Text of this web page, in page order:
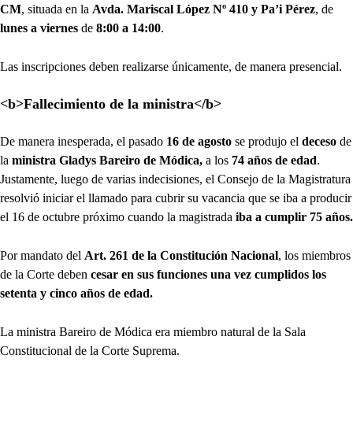
CM, situada en la Avda. Mariscal López Nº 410 y Pa’i Pérez, de
lunes a viernes de 8:00 a 14:00.
Las inscripciones deben realizarse únicamente, de manera presencial.
<b>Fallecimiento de la ministra</b>
De manera inesperada, el pasado 16 de agosto se produjo el deceso de
la ministra Gladys Bareiro de Módica, a los 74 años de edad.
Justamente, luego de varias indecisiones, el Consejo de la Magistratura
resolvió iniciar el llamado para cubrir su vacancia que se iba a producir
el 16 de octubre próximo cuando la magistrada iba a cumplir 75 años.
Por mandato del Art. 261 de la Constitución Nacional, los miembros
de la Corte deben cesar en sus funciones una vez cumplidos los
setenta y cinco años de edad.
La ministra Bareiro de Módica era miembro natural de la Sala
Constitucional de la Corte Suprema.